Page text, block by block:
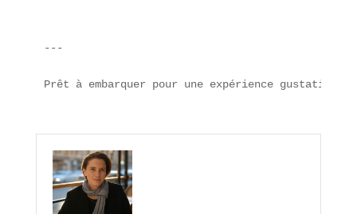
---
Prêt à embarquer pour une expérience